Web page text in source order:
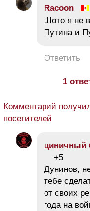
Racoon
Шото я не
Путина и
Ответить
1
Комментарий
посетителей
циничный
+5
Дунинов,
тебе
от своих
года на